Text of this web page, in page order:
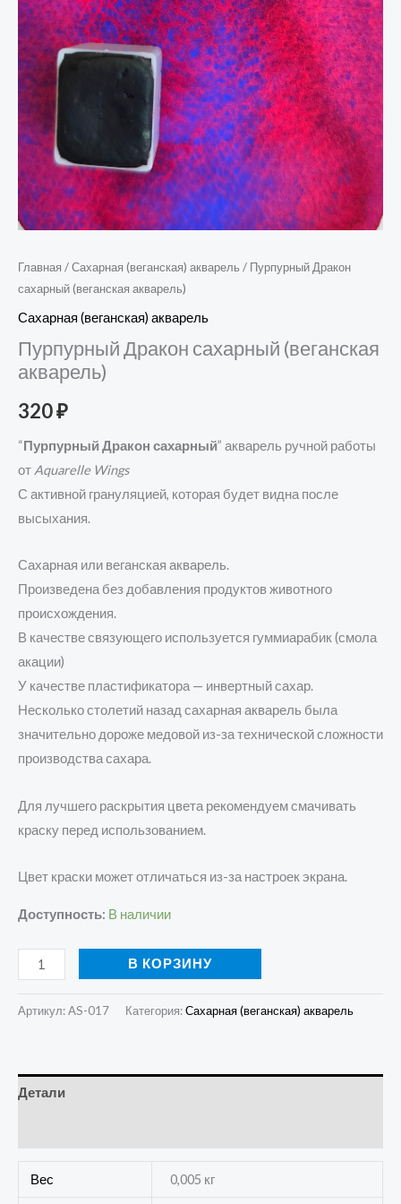
Главная /Сахарная (веганская) акварель / Пурпурный Дракон
сахарный (веганская акварель)
Сахарная (веганская) акварель
Пурпурный Дракон сахарный (веганская
акварель)
320₽
“Пурпурный Дракон сахарный” акварель ручной работы
от Aquarelle Wings
С активной грануляцией, которая будет видна после
высыхания.
Сахарная или веганская акварель.
Произведена без добавления продуктов животного
происхождения.
В качестве связующего используется гуммиарабик (смола
акации)
У качестве пластификатора — инвертный сахар.
Несколько столетий назад сахарная акварель была
значительно дороже медовой из-за технической сложности
производства сахара.
Для лучшего раскрытия цвета рекомендуем смачивать
краску перед использованием.
Цвет краски может отличаться из-за настроек экрана.
Доступность: В наличии
В КОРЗИНУ
Артикул:AS-017 Категория:Сахарная (веганская) акварель
Детали
Вес 0,005 кг